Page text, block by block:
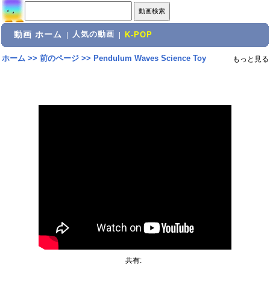
動画 ホーム 人気の動画 K-POP
ホーム>> 前のページ>> Pendulum Waves Science Toy もっと見る
共有: